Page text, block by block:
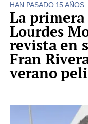
HAN PASADO 15 AÑOS
La
Lourdes
revista en
Fran
verano